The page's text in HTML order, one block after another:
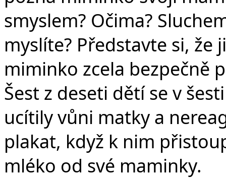
smyslem? Očima?
myslíte? Představte si, že
miminko zcela bezpečně
Šest z deseti dětí se v
ucítily vůni matky a
plakat, když k nim
mléko od své maminky.